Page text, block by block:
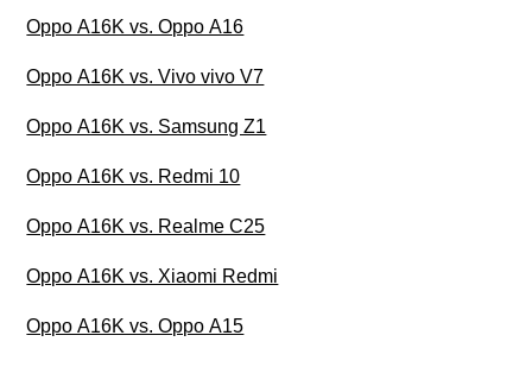
Oppo A16K vs. Oppo A16
Oppo A16K vs. Vivo vivo V7
Oppo A16K vs. Samsung Z1
Oppo A16K vs. Redmi 10
Oppo A16K vs. Realme C25
Oppo A16K vs. Xiaomi Redmi
Oppo A16K vs. Oppo A15